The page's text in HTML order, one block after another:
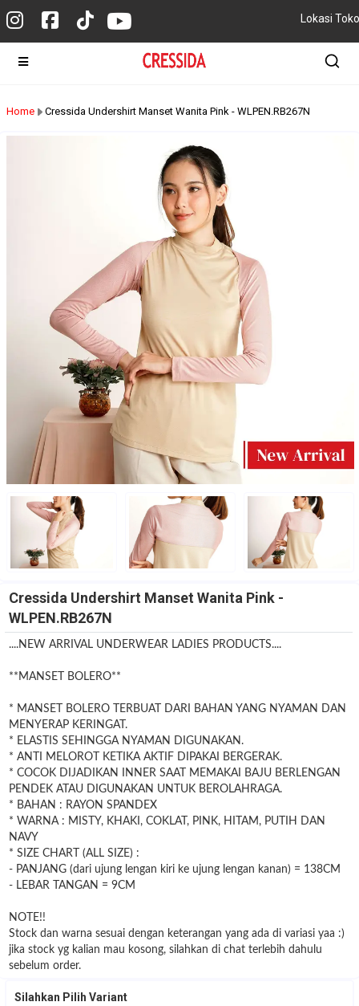
Lokasi Toko
Home Cressida Undershirt Manset Wanita Pink - WLPEN.RB267N
Cressida Undershirt Manset Wanita Pink -
WLPEN.RB267N
....NEW ARRIVAL UNDERWEAR LADIES PRODUCTS....
**MANSET BOLERO**
* MANSET BOLERO TERBUAT DARI BAHAN YANG NYAMAN DAN
MENYERAP KERINGAT.
* ELASTIS SEHINGGA NYAMAN DIGUNAKAN.
* ANTI MELOROT KETIKA AKTIF DIPAKAI BERGERAK.
* COCOK DIJADIKAN INNER SAAT MEMAKAI BAJU BERLENGAN
PENDEK ATAU DIGUNAKAN UNTUK BEROLAHRAGA.
* BAHAN : RAYON SPANDEX
* WARNA : MISTY, KHAKI, COKLAT, PINK, HITAM, PUTIH DAN
NAVY
* SIZE CHART (ALL SIZE) :
- PANJANG (dari ujung lengan kiri ke ujung lengan kanan) = 138CM
- LEBAR TANGAN = 9CM
NOTE!!
Stock dan warna sesuai dengan keterangan yang ada di variasi yaa :)
jika stock yg kalian mau kosong, silahkan di chat terlebih dahulu
sebelum order.
Silahkan Pilih Variant